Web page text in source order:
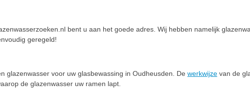
bent u aan het goede adres. Wij hebben namelijk
geregeld!
glazenwasser voor uw glasbewassing in Oudheusden. De werkwijze van de
de glazenwasser uw ramen lapt.